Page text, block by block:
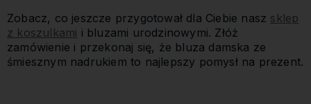
Zobacz, co jeszcze przygotował dla Ciebie nasz sklep
z koszulkami i bluzami urodzinowymi. Złóż
zamówienie i przekonaj się, że bluza damska ze
śmiesznym nadrukiem to najlepszy pomysł na prezent.